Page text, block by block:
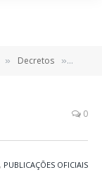
» Decretos »
0
, PUBLICAÇÕES OFICIAIS